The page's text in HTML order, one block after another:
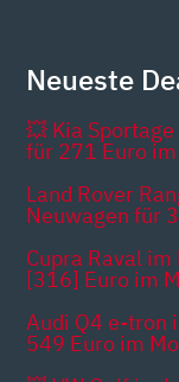
Neueste
💥 Kia
für 271 Euro
Land Rover
Neuwagen für
Cupra Raval
[316] Euro im
Audi Q4 e-tron
549 Euro im